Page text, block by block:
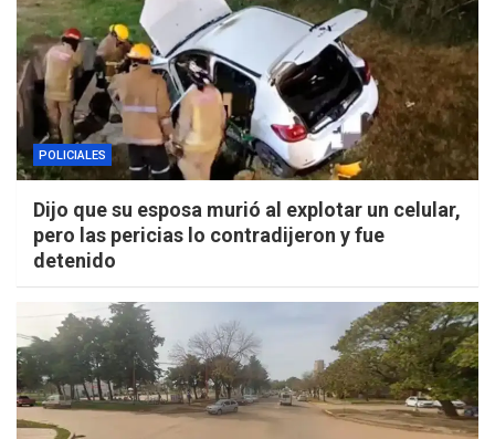
POLICIALES
Dijo que su esposa murió al explotar un celular,
pero las pericias lo contradijeron y fue
detenido